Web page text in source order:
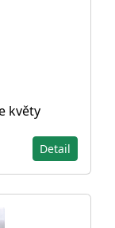
květy
Detail